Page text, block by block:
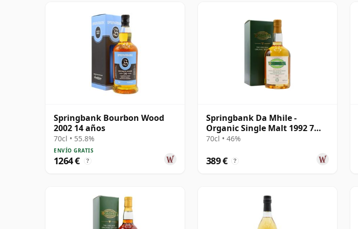
Springbank Bourbon Wood
2002 14 años
70cl • 55.8%
ENVÍO GRATIS
1264 € ?
Springbank Da Mhile -
Organic Single Malt 1992 7
años
70cl • 46%
389 € ?